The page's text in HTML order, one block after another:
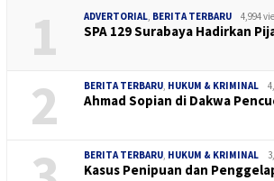
1 ADVERTORIAL, BERITA TERBARU 4,994
SPA 129 Surabaya Hadirkan
2 BERITA TERBARU, HUKUM & KRIMINAL
Ahmad Sopian di Dakwa
BERITA TERBARU, HUKUM & KRIMINAL
Kasus Penipuan dan